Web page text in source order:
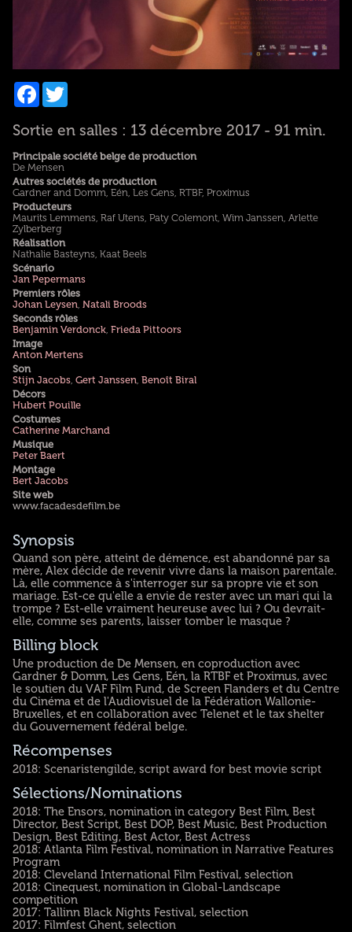
Facebook
Twitter
Sortie en salles : 13 décembre 2017 - 91 min.
Principale société belge de production
De Mensen
Autres sociétés de production
Gardner and Domm, Eén, Les Gens, RTBF, Proximus
Producteurs
Maurits Lemmens, Raf Utens, Paty Colemont, Wim Janssen, Arlette
Zylberberg
Réalisation
Nathalie Basteyns, Kaat Beels
Scénario
Jan Pepermans
Premiers rôles
Johan Leysen, Natali Broods
Seconds rôles
Benjamin Verdonck, Frieda Pittoors
Image
Anton Mertens
Son
Stijn Jacobs, Gert Janssen, Benoît Biral
Décors
Hubert Pouille
Costumes
Catherine Marchand
Musique
Peter Baert
Montage
Bert Jacobs
Site web
www.facadesdefilm.be
Synopsis
Quand son père, atteint de démence, est abandonné par sa
mère, Alex décide de revenir vivre dans la maison parentale.
Là, elle commence à s'interroger sur sa propre vie et son
mariage. Est-ce qu'elle a envie de rester avec un mari qui la
trompe ? Est-elle vraiment heureuse avec lui ? Ou devrait-
elle, comme ses parents, laisser tomber le masque ?
Billing block
Une production de De Mensen, en coproduction avec
Gardner & Domm, Les Gens, Eén, la RTBF et Proximus, avec
le soutien du VAF Film Fund, de Screen Flanders et du Centre
du Cinéma et de l'Audiovisuel de la Fédération Wallonie-
Bruxelles, et en collaboration avec Telenet et le tax shelter
du Gouvernement fédéral belge.
Récompenses
2018: Scenaristengilde, script award for best movie script
Sélections/Nominations
2018: The Ensors, nomination in category Best Film, Best
Director, Best Script, Best DOP, Best Music, Best Production
Design, Best Editing, Best Actor, Best Actress
2018: Atlanta Film Festival, nomination in Narrative Features
Program
2018: Cleveland International Film Festival, selection
2018: Cinequest, nomination in Global-Landscape
competition
2017: Tallinn Black Nights Festival, selection
2017: Filmfest Ghent, selection